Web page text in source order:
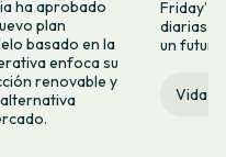
ha aprobado
plan
basado en la
enfoca su
renovable y
Friday’
diarias y
un
Vida